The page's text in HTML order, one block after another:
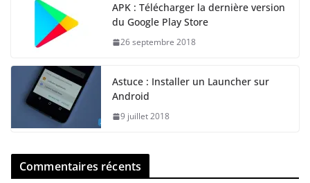
APK : Télécharger la dernière version
du Google Play Store
26 septembre 2018
Astuce : Installer un Launcher sur
Android
9 juillet 2018
Commentaires récents